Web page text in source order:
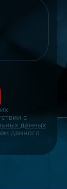
с
данных
данного